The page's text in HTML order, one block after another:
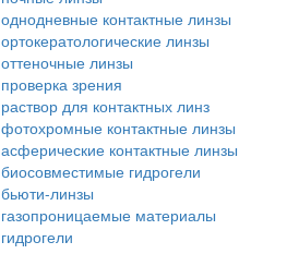
однодневные контактные линзы
ортокератологические линзы
оттеночные линзы
проверка зрения
раствор для контактных линз
фотохромные контактные линзы
асферические контактные линзы
биосовместимые гидрогели
бьюти-линзы
газопроницаемые материалы
гидрогели